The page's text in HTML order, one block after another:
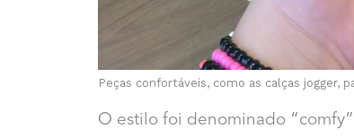
Peças confortáveis, como as calças jogger,
O estilo foi denominado